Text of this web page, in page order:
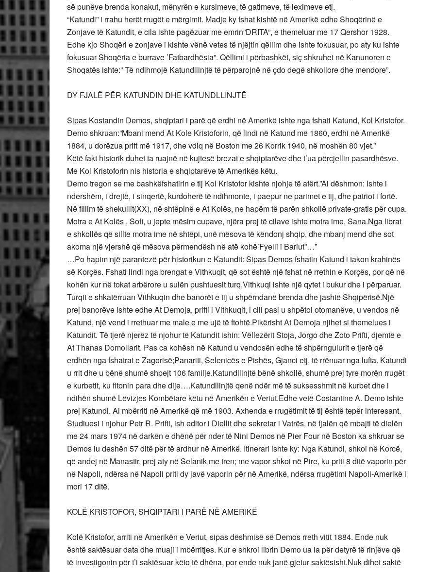
së punëve brenda konakut, mënyrën e kursimeve, të gatimeve, të leximeve etj.
“Katundi” i rrahu herët rrugët e mërgimit. Madje ky fshat kishtë në Amerikë edhe Shoqërinë e
Zonjave të Katundit, e cila ishte pagëzuar me emrin”DRITA”, e themeluar me 17 Qershor 1928.
Edhe kjo Shoqëri e zonjave i kishte vënë vetes të njëjtin qëllim dhe ishte fokusuar, po aty ku ishte
fokusuar Shoqëria e burrave ’Fatbardhësia”. Qëllimi i përbashkët, siç shkruhet në Kanunoren e
Shoqatës ishte:” Të ndihmojë Katundllinjtë të përparojnë në çdo degë shkollore dhe mendore”.
DY FJALË PËR KATUNDIN DHE KATUNDLLINJTË
Sipas Kostandin Demos, shqiptari i parë që erdhi në Amerikë ishte nga fshati Katund, Kol Kristofor.
Demo shkruan:”Mbani mend At Kole Kristoforin, që lindi në Katund më 1860, erdhi në Amerikë
1884, u dorëzua prift më 1917, dhe vdiq në Boston me 26 Korrik 1940, në moshën 80 vjet.”
Këtë fakt historik duhet ta ruajnë në kujtesë brezat e shqiptarëve dhe t’ua përcjellin pasardhësve.
Me Kol Kristoforin nis historia e shqiptarëve të Amerikës këtu.
Demo tregon se me bashkëfshatirin e tij Kol Kristofor kishte njohje të afërt.”Ai dëshmon: Ishte i
ndershëm, i drejtë, i sinqertë, kurdoherë të ndihmonte, i paepur ne parimet e tij, dhe patriot i fortë.
Në fillim të shekullit(XX), në shtëpinë e At Kolës, ne hapëm të parën shkollë private-gratis për cupa.
Motra e At Kolës , Sofi, u jepte mësim cupave, njëra prej të cilave ishte motra ime, Sana.Nga librat
e shkollës që sillte motra ime në shtëpi, unë mësova të këndonj shqip, dhe mbanj mend dhe sot
akoma një vjershë që mësova përmendësh në atë kohë’Fyelli i Bariut”…”
…Po hapim një parantezë për historikun e Katundit: Sipas Demos fshatin Katund i takon krahinës
së Korçës. Fshati lindi nga brengat e Vithkuqit, që sot është një fshat në rrethin e Korçës, por që në
kohën kur në tokat arbërore u sulën pushtuesit turq,Vithkuqi ishte një qytet i bukur dhe i përparuar.
Turqit e shkatërruan Vithkuqin dhe banorët e tij u shpërndanë brenda dhe jashtë Shqipërisë.Një
prej banorëve ishte edhe At Demoja, prifti i Vithkuqit, i cili pasi u shpëtoi otomanëve, u vendos në
Katund, një vend i rrethuar me male e me ujë të ftohtë.Pikërisht At Demoja njihet si themelues i
Katundit. Të tjerë njerëz të njohur të Katundit ishin: Vëllezërit Stoja, Jorgo dhe Zoto Prifti, djemtë e
At Thanas Domollarit. Pas ca kohësh në Katund u vendosën edhe të shpërngulurit e tjerë që
erdhën nga fshatrat e Zagorisë;Panariti, Selenicës e Pishës, Gjanci etj, të rrënuar nga lufta. Katundi
u rrit dhe u bënë shumë shpejt 106 familje.Katundllinjtë bënë shkollë, shumë prej tyre morën rrugët
e kurbetit, ku fitonin para dhe dije….Katundllinjtë qenë ndër më të suksesshmit në kurbet dhe i
ndihën shumë Lëvizjes Kombëtare këtu në Amerikën e Veriut.Edhe vetë Costantine A. Demo ishte
prej Katundi. Ai mbërriti në Amerikë që më 1903. Axhenda e rrugëtimit të tij është tepër interesant.
Studiuesi i njohur Petr R. Prifti, ish editor i Diellit dhe sekretar i Vatrës, në fjalën që mbajti të dielën
me 24 mars 1974 në darkën e dhënë për nder të Nini Demos në Pier Four në Boston ka shkruar se
Demos iu deshën 57 ditë për të ardhur në Amerikë. Itinerari ishte ky: Nga Katundi, shkoi në Korcë,
që andej në Manastir, prej aty në Selanik me tren; me vapor shkoi në Pire, ku priti 8 ditë vaporin për
në Napoli, ndërsa në Napoli priti dy javë vaporin për në Amerikë, ndërsa rrugëtimi Napoli-Amerikë i
mori 17 ditë.
KOLË KRISTOFOR, SHQIPTARI I PARË NË AMERIKË
Kolë Kristofor, arriti në Amerikën e Veriut, sipas dëshmisë së Demos rreth vitit 1884. Ende nuk
është saktësuar data dhe muaji i mbërritjes. Kur e shkroi librin Demo ua la për detyrë të rinjëve që
të investigonin për t’i saktësuar këto të dhëna, por ende nuk janë gjetur saktësisht.Nuk dihet saktë